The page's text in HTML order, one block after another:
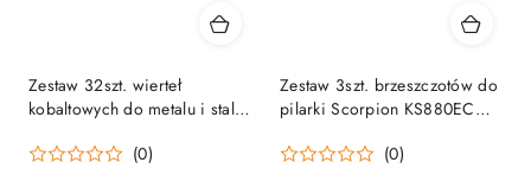
Zestaw 32szt. wierteł
kobaltowych do metalu i stali
KM-32 [0000101232100]
(0)
Zestaw 3szt. brzeszczotów do
pilarki Scorpion KS880EC
(0)